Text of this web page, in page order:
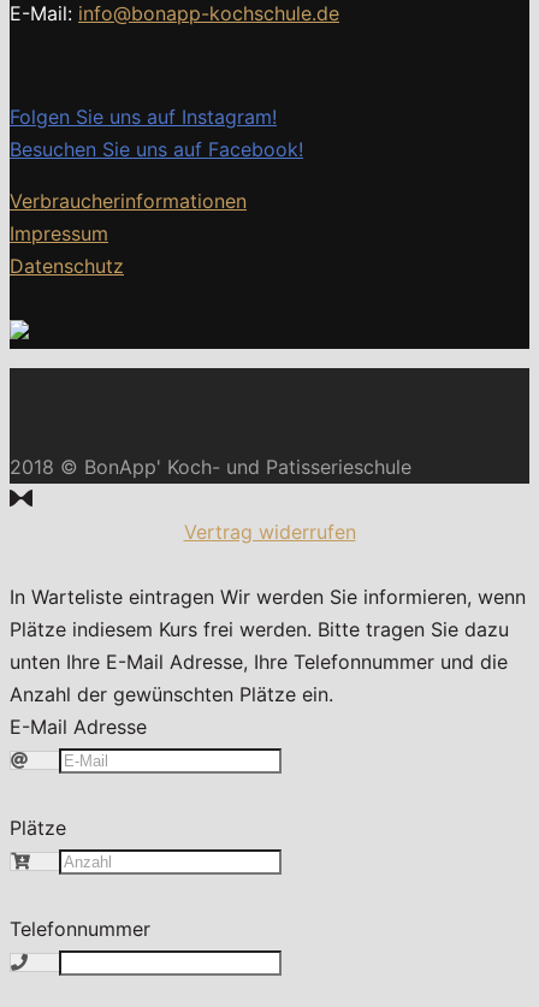
E-Mail: info@bonapp-kochschule.de
Folgen Sie uns auf Instagram!
Besuchen Sie uns auf Facebook!
Verbraucherinformationen
Impressum
Datenschutz
2018 © BonApp' Koch- und Patisserieschule
Vertrag widerrufen
In Warteliste eintragen Wir werden Sie informieren, wenn
Plätze indiesem Kurs frei werden. Bitte tragen Sie dazu
unten Ihre E-Mail Adresse, Ihre Telefonnummer und die
Anzahl der gewünschten Plätze ein.
E-Mail Adresse
Plätze
Telefonnummer